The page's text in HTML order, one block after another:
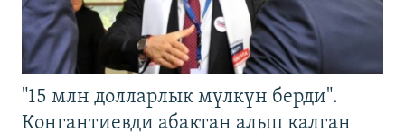
"15 млн долларлык мүлкүн берди".
Конгантиевди абактан алып калган